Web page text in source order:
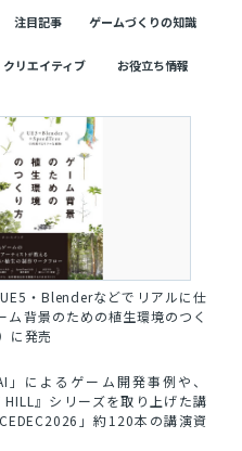
注目記事 ゲームづくりの知識
クリエイティブ お役立ち情報
・Blenderなどでリアルに仕
ム背景のための植生環境のつく
に発売
」によるゲーム開発事例や、
HILL』シリーズを取り上げた講
」約120本の講演資